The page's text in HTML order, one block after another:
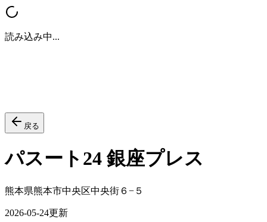
読み込み中...
戻る
パスート24 銀座プレス
熊本県熊本市中央区中央街６−５
2026-05-24更新